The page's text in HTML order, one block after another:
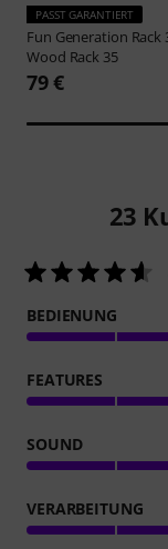
PASST GARANTIERT
Fun Generation Rack
Wood Rack 35
79 €
23
BEDIENUNG
FEATURES
SOUND
VERARBEITUNG